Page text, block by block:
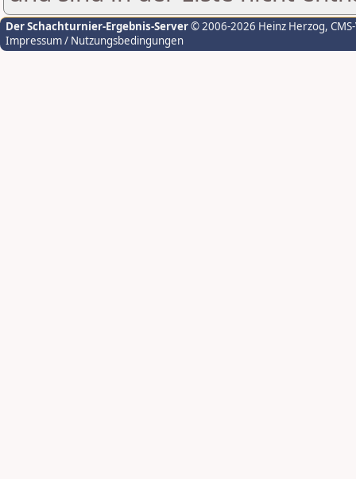
Der Schachturnier-Ergebnis-Server© 2006-2026 Heinz Herzog,
Impressum / Nutzungsbedingungen